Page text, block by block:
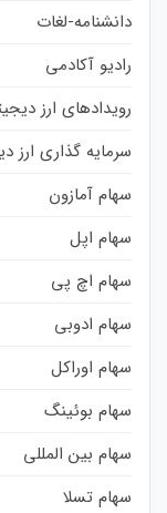
دانشنامه-لغات
رادیو آکادمی
رویدادهای ارز
سرمایه گذاری ارز
سهام آمازون
سهام اپل
سهام اچ پی
سهام ادوبی
سهام اوراکل
سهام بوئینگ
سهام بین المللی
سهام تسلا